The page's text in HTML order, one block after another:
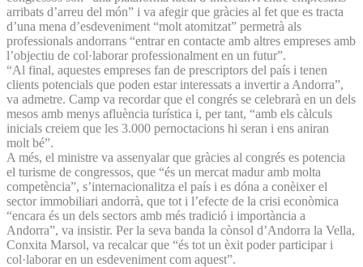
arribats d’arreu del món” i va afegir que gràcies al fet que es tracta
d’una mena d’esdeveniment “molt atomitzat” permetrà als
professionals andorrans “entrar en contacte amb altres empreses amb
l’objectiu de col·laborar professionalment en un futur”.
“Al final, aquestes empreses fan de prescriptors del país i tenen
clients potencials que poden estar interessats a invertir a Andorra”,
va admetre. Camp va recordar que el congrés se celebrarà en un dels
mesos amb menys afluència turística i, per tant, “amb els càlculs
inicials creiem que les 3.000 pernoctacions hi seran i ens aniran
molt bé”.
A més, el ministre va assenyalar que gràcies al congrés es potencia
el turisme de congressos, que “és un mercat madur amb molta
competència”, s’internacionalitza el país i es dóna a conèixer el
sector immobiliari andorrà, que tot i l’efecte de la crisi econòmica
“encara és un dels sectors amb més tradició i importància a
Andorra”, va insistir. Per la seva banda la cònsol d’Andorra la Vella,
Conxita Marsol, va recalcar que “és tot un èxit poder participar i
col·laborar en un esdeveniment com aquest”.